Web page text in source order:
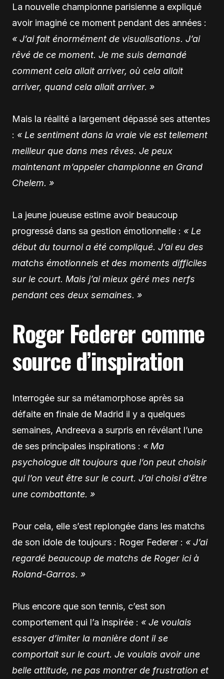
La nouvelle championne parisienne a expliqué
avoir imaginé ce moment pendant des années :
« J’ai fait énormément de visualisations. J’ai
rêvé de ce moment. Je me suis demandé
comment cela allait arriver, où cela allait
arriver, quand cela allait arriver. »
Mais la réalité a largement dépassé ses attentes
: « Le sentiment dans la vraie vie est tellement
meilleur que dans mes rêves. Je peux
maintenant m’appeler championne en Grand
Chelem. »
La jeune joueuse estime avoir beaucoup
progressé dans sa gestion émotionnelle : « Le
début du tournoi a été compliqué. J’ai eu des
matchs émotionnels et des moments difficiles
sur le court. Mais j’ai mieux géré mes nerfs
pendant ces deux semaines. »
Roger Federer comme
source d’inspiration
Interrogée sur sa métamorphose après sa
défaite en finale de Madrid il y a quelques
semaines, Andreeva a surpris en révélant l’une
de ses principales inspirations : « Ma
psychologue dit toujours que l’on peut choisir
qui l’on veut être sur le court. J’ai choisi d’être
une combattante. »
Pour cela, elle s’est replongée dans les matchs
de son idole de toujours : Roger Federer : « J’ai
regardé beaucoup de matchs de Roger ici à
Roland-Garros. »
Plus encore que son tennis, c’est son
comportement qui l’a inspirée : « Je voulais
essayer d’imiter la manière dont il se
comportait sur le court. Je voulais avoir une
belle attitude, ne pas montrer de frustration et